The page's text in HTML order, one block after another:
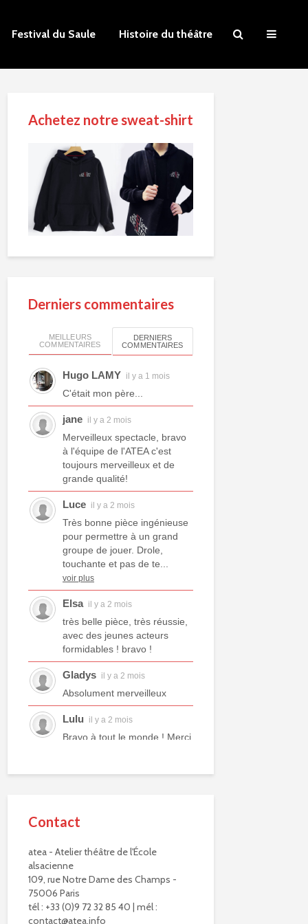
Festival du Saule Histoire du théâtre
Achetez notre sweat-shirt
Derniers commentaires
MEILLEURS
COMMENTAIRES
DERNIERS
COMMENTAIRES
Hugo LAMY il y a 1 mois
C'était mon père...
jane il y a 2 mois
Merveilleux spectacle, bravo
à l'équipe de l'ATEA c'est
toujours merveilleux et de
grande qualité!
Luce il y a 2 mois
Très bonne pièce ingénieuse
pour permettre à un grand
groupe de jouer. Drole,
touchante et pas de te...
voir plus
Elsa il y a 2 mois
très belle pièce, très réussie,
avec des jeunes acteurs
formidables ! bravo !
Gladys il y a 2 mois
Absolument merveilleux
Lulu il y a 2 mois
Bravo à tout le monde ! Merci
Murielle R.
Bravo à eux. Bravo à vous !
Virginie Delisle
Bravo à toute l'équipe de
L'ATEA.
Un choix exigeant.
Contact
atea - Atelier théâtre de l'École
alsacienne
109, rue Notre Dame des Champs -
75006 Paris
tél : +33 (0)9 72 32 85 40 | mél :
contact@atea.info